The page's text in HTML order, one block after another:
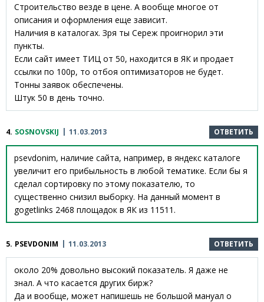
Строительство везде в цене. А вообще многое от
описания и оформления еще зависит.
Наличия в каталогах. Зря ты Сереж проигнорил эти
пункты.
Если сайт имеет ТИЦ от 50, находится в ЯК и продает
ссылки по 100р, то отбоя оптимизаторов не будет.
Тонны заявок обеспечены.
Штук 50 в день точно.
4. SOSNOVSKIJ 11.03.2013 ОТВЕТИТЬ
psevdonim, наличие сайта, например, в яндекс каталоге
увеличит его прибыльность в любой тематике. Если бы я
сделал сортировку по этому показателю, то
существенно снизил выборку. На данный момент в
gogetlinks 2468 площадок в ЯК из 11511.
5. PSEVDONIM 11.03.2013 ОТВЕТИТЬ
около 20% довольно высокий показатель. Я даже не
знал. А что касается других бирж?
Да и вообще, может напишешь не большой мануал о